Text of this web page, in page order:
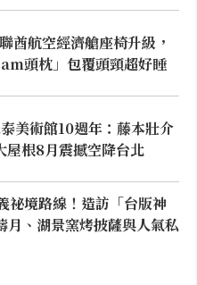
酋航空經濟艙座椅升級，
頭枕」包覆頭頸超好睡
美術館10週年：藤本壯介
屋根8月震撼空降台北
祕境路線！造訪「台版神
月、湖景窯烤披薩與人氣私